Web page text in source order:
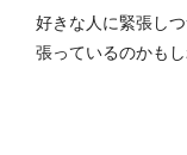
好きな人に緊張し
張っているのかもし